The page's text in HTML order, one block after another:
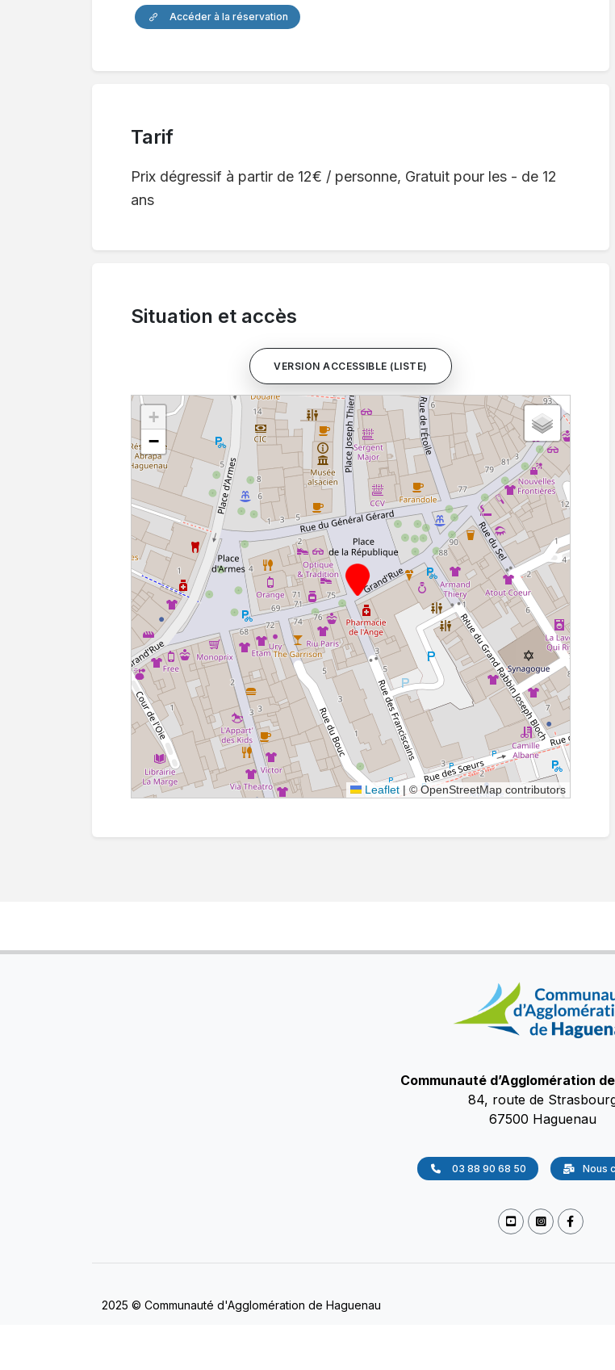
Accéder à la réservation
Tarif
Prix dégressif à partir de 12€ / personne, Gratuit pour les - de 12
ans
Situation et accès
VERSION ACCESSIBLE (LISTE)
+
−
Leaflet | © OpenStreetMap contributors
Communauté d’Agglomération
84, route de
67500 Haguenau
03 88 90 68 50 Nous
2025 © Communauté d'Agglomération de Haguenau